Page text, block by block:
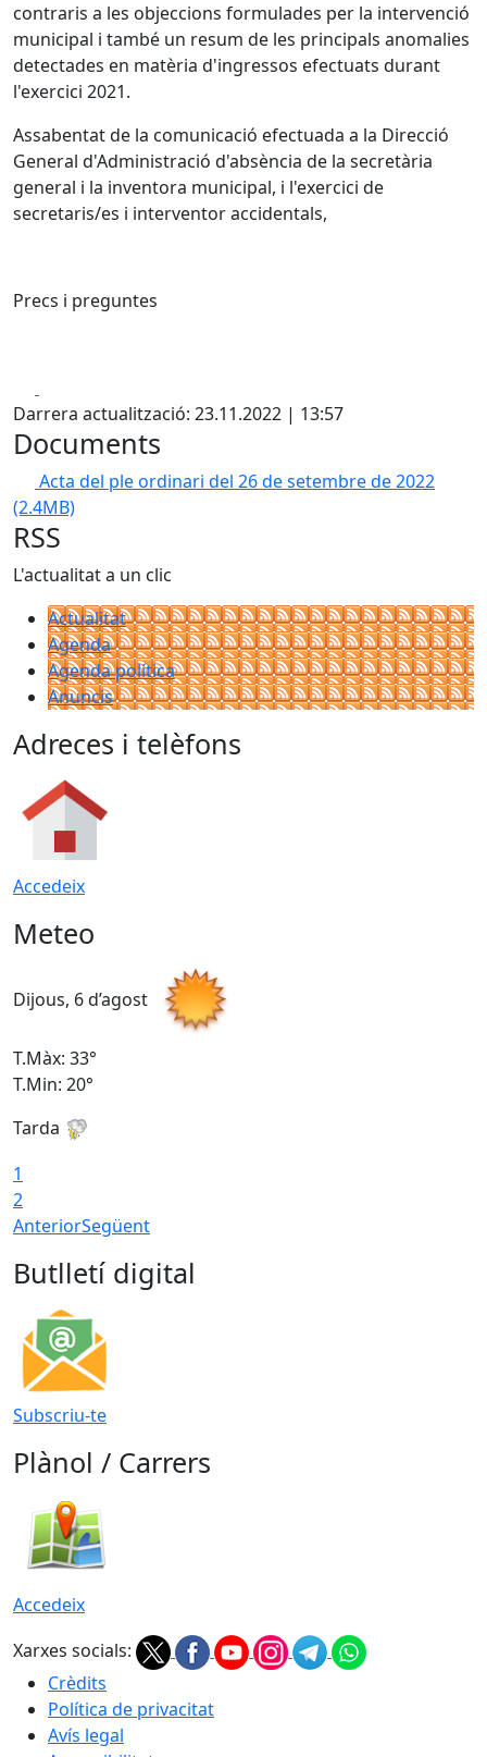
contraris a les objeccions formulades per la intervenció
municipal i també un resum de les principals anomalies
detectades en matèria d'ingressos efectuats durant
l'exercici 2021.
Assabentat de la comunicació efectuada a la Direcció
General d'Administració d'absència de la secretària
general i la inventora municipal, i l'exercici de
secretaris/es i interventor accidentals,
Precs i preguntes
Darrera actualització: 23.11.2022 | 13:57
Documents
Acta del ple ordinari del 26 de setembre de 2022
(2.4MB)
RSS
L'actualitat a un clic
Actualitat
Agenda
Agenda política
Anuncis
Adreces i telèfons
Accedeix
Meteo
Dijous, 6 d’agost
T.Màx: 33°
T.Min: 20°
Tarda
1
2
AnteriorSegüent
Butlletí digital
Subscriu-te
Plànol / Carrers
Accedeix
Xarxes socials:
Crèdits
Política de privacitat
Avís legal